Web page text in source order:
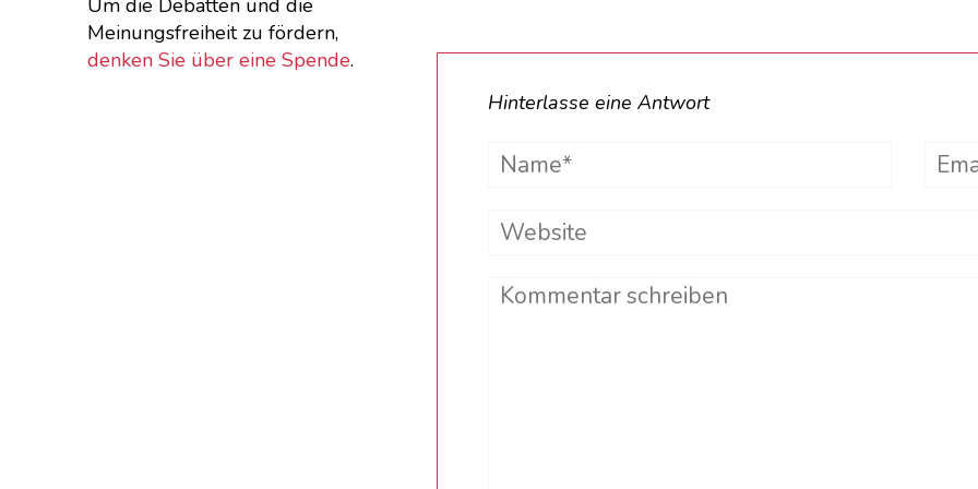
Hinterlasse eine Antwort
Name*
Website
Comment
Meinungsfreiheit zu fördern,
denken Sie über eine Spende.